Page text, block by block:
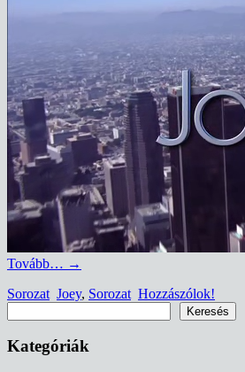
Tovább… →
Sorozat Joey, Sorozat Hozzászólok!
Keresés
Kategóriák